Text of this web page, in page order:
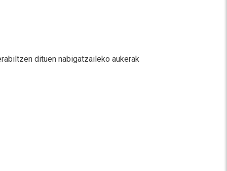
dituen nabigatzaileko aukerak